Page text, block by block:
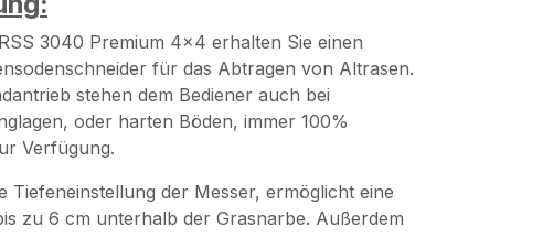
3040 Premium 4×4 erhalten Sie einen
für das Abtragen von Altrasen.
stehen dem Bediener auch bei
oder harten Böden, immer 100%
Verfügung.
Tiefeneinstellung der Messer, ermöglicht eine
zu 6 cm unterhalb der Grasnarbe. Außerdem